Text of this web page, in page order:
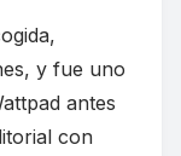
y fue uno
antes
con